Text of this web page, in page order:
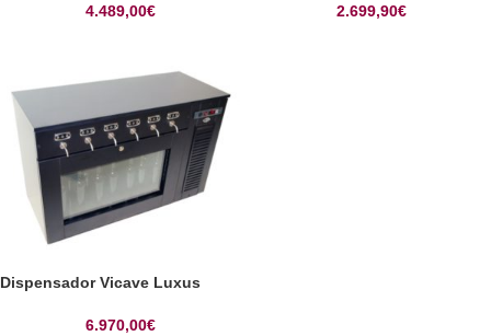
4.489,00€ 2.699,90€
Dispensador Vicave Luxus
6.970,00€